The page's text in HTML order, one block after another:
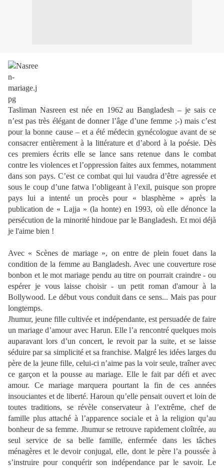
Tasliman Nasreen est née en 1962 au Bangladesh – je sais ce
n’est pas très élégant de donner l’âge d’une femme ;-) mais c’est
pour la bonne cause – et a été médecin gynécologue avant de se
consacrer entièrement à la littérature et d’abord à la poésie. Dès
ces premiers écrits elle se lance sans retenue dans le combat
contre les violences et l’oppression faites aux femmes, notamment
dans son pays. C’est ce combat qui lui vaudra d’être agressée et
sous le coup d’une fatwa l’obligeant à l’exil, puisque son propre
pays lui a intenté un procès pour « blasphème » après la
publication de « Lajja » (la honte) en 1993, où elle dénonce la
persécution de la minorité hindoue par le Bangladesh. Et moi déjà
je l'aime bien !
Avec « Scènes de mariage », on entre de plein fouet dans la
condition de la femme au Bangladesh. Avec une couverture rose
bonbon et le mot mariage pendu au titre on pourrait craindre - ou
espérer je vous laisse choisir - un petit roman d'amour à la
Bollywood. Le début vous conduit dans ce sens... Mais pas pour
longtemps.
Jhumur, jeune fille cultivée et indépendante, est persuadée de faire
un mariage d’amour avec Harun. Elle l’a rencontré quelques mois
auparavant lors d’un concert, le revoit par la suite, et se laisse
séduire par sa simplicité et sa franchise. Malgré les idées larges du
père de la jeune fille, celui-ci n’aime pas la voir seule, traîner avec
ce garçon et la pousse au mariage. Elle le fait par défi et avec
amour. Ce mariage marquera pourtant la fin de ces années
insouciantes et de liberté. Haroun qu’elle pensait ouvert et loin de
toutes traditions, se révèle conservateur à l’extrême, chef de
famille plus attaché à l’apparence sociale et à la religion qu’au
bonheur de sa femme. Jhumur se retrouve rapidement cloîtrée, au
seul service de sa belle famille, enfermée dans les tâches
ménagères et le devoir conjugal, elle, dont le père l’a poussée à
s’instruire pour conquérir son indépendance par le savoir. Le